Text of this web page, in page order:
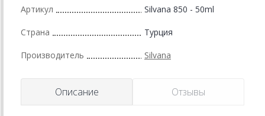
Артикул Silvana 850 - 50ml
Страна Турция
Производитель Silvana
Описание Отзывы